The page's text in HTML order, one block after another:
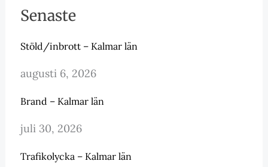
Senaste
Stöld/inbrott – Kalmar län
augusti 6, 2026
Brand – Kalmar län
juli 30, 2026
Trafikolycka – Kalmar län